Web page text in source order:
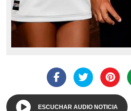
ESCUCHAR AUDIO NOTICIA